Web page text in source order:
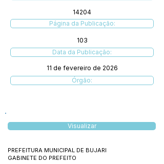
14204
Página da Publicação:
103
Data da Publicação:
11 de fevereiro de 2026
Órgão:
Visualizar
PREFEITURA MUNICIPAL DE BUJARI
GABINETE DO PREFEITO